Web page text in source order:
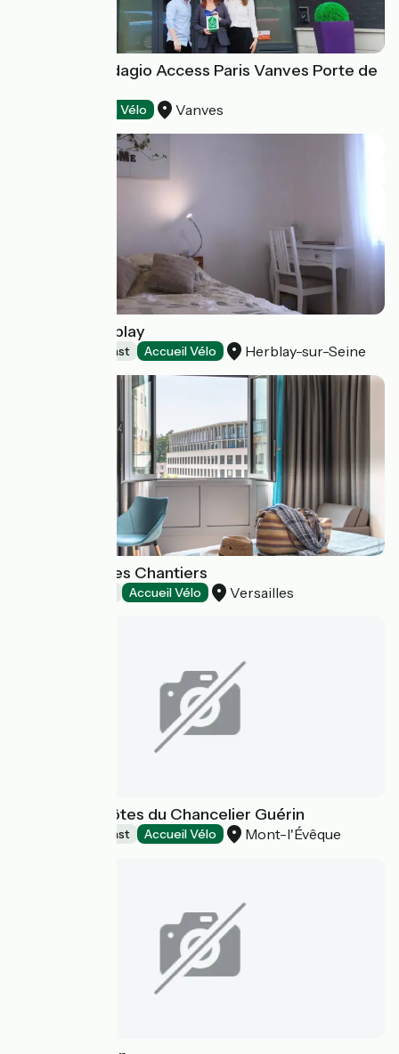
Aparthotel Adagio Access Paris Vanves Porte de
Accueil Vélo Vanves
Le Clos d'Herblay
Bed and breakfast Accueil Vélo Herblay-sur-Seine
Hôtel Versailles Chantiers
Accueil Vélo Versailles
Chambre d'hôtes du Chancelier Guérin
Bed and breakfast Accueil Vélo Mont-l'Évêque